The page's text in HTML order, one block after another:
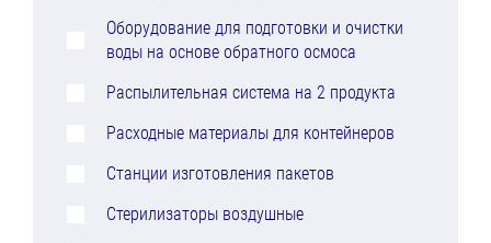
Оборудование для подготовки и очистки
воды на основе обратного осмоса
Распылительная система на 2 продукта
Расходные материалы для контейнеров
Станции изготовления пакетов
Стерилизаторы воздушные